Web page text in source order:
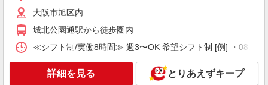
株式会社kotrio /●OS-H1-1954420
NEW
大阪市旭区内
城北公園通駅から徒歩圏内
≪シフト制/実働8時間≫ 週3〜OK 希望シフト制 [例] ・
詳細を見る とりあえずキープ